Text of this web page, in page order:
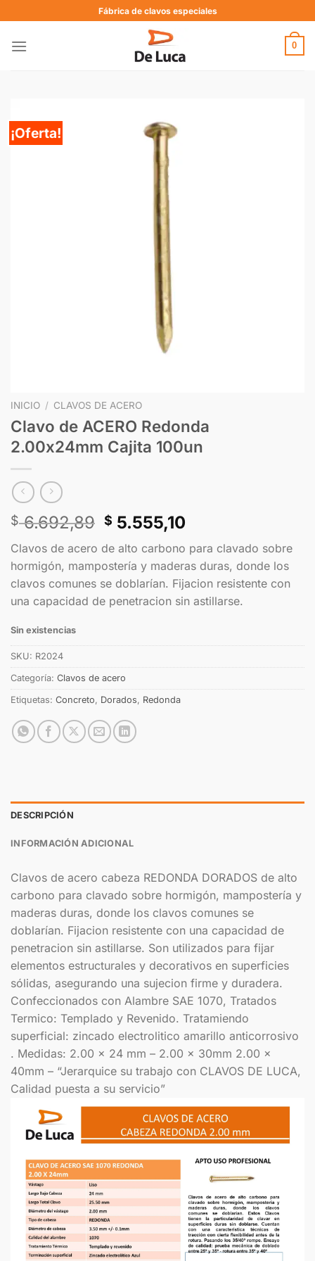
Fábrica de clavos especiales
0
¡Oferta!
INICIO / CLAVOS DE ACERO
Clavo de ACERO Redonda
2.00x24mm Cajita 100un
$6.692,89 $ 5.555,10
Clavos de acero de alto carbono para clavado sobre
hormigón, mampostería y maderas duras, donde los
clavos comunes se doblarían. Fijacion resistente con
una capacidad de penetracion sin astillarse.
Sin existencias
SKU: R2024
Categoría: Clavos de acero
Etiquetas: Concreto, Dorados, Redonda
DESCRIPCIÓN
INFORMACIÓN ADICIONAL
Clavos de acero cabeza REDONDA DORADOS de alto
carbono para clavado sobre hormigón, mampostería y
maderas duras, donde los clavos comunes se
doblarían. Fijacion resistente con una capacidad de
penetracion sin astillarse. Son utilizados para fijar
elementos estructurales y decorativos en superficies
sólidas, asegurando una sujecion firme y duradera.
Confeccionados con Alambre SAE 1070, Tratados
Termico: Templado y Revenido. Tratamiendo
superficial: zincado electrolitico amarillo anticorrosivo
. Medidas: 2.00 x 24 mm – 2.00 x 30mm 2.00 x
40mm – “Jerarquice su trabajo con CLAVOS DE LUCA,
Calidad puesta a su servicio”